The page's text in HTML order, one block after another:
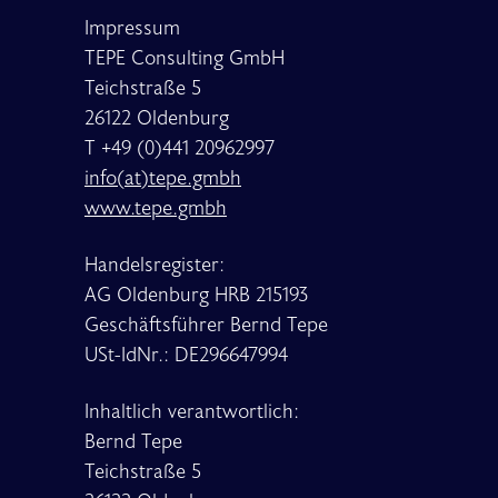
Impressum
TEPE Consulting GmbH
Teichstraße 5
26122 Oldenburg
T +49 (0)441 20962997
info(at)tepe.gmbh
www.tepe.gmbh
Handelsregister:
AG Oldenburg HRB 215193
Geschäftsführer Bernd Tepe
USt-IdNr.: DE296647994
Inhaltlich verantwortlich:
Bernd Tepe
Teichstraße 5